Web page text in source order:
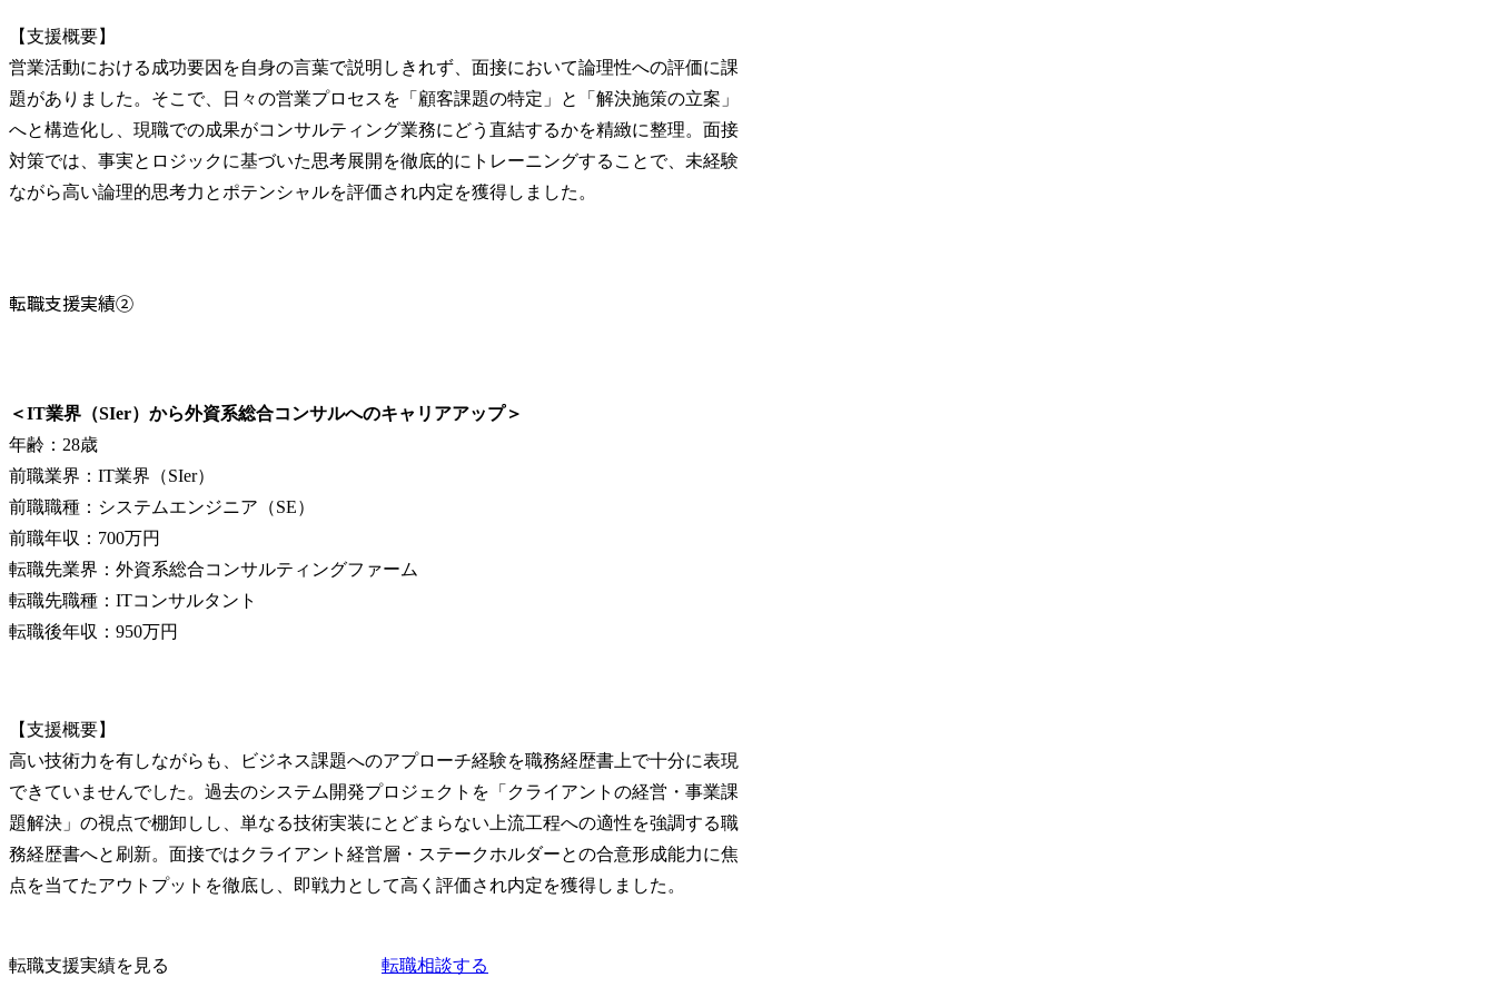
【支援概要】
営業活動における成功要因を自身の言葉で説明しきれず、面接において論理性への評価に課
題がありました。そこで、日々の営業プロセスを「顧客課題の特定」と「解決施策の立案」
へと構造化し、現職での成果がコンサルティング業務にどう直結するかを精緻に整理。面接
対策では、事実とロジックに基づいた思考展開を徹底的にトレーニングすることで、未経験
ながら高い論理的思考力とポテンシャルを評価され内定を獲得しました。
転職支援実績②
＜IT業界（SIer）から外資系総合コンサルへのキャリアアップ＞
年齢：28歳
前職業界：IT業界（SIer）
前職職種：システムエンジニア（SE）
前職年収：700万円
転職先業界：外資系総合コンサルティングファーム
転職先職種：ITコンサルタント
転職後年収：950万円
【支援概要】
高い技術力を有しながらも、ビジネス課題へのアプローチ経験を職務経歴書上で十分に表現
できていませんでした。過去のシステム開発プロジェクトを「クライアントの経営・事業課
題解決」の視点で棚卸しし、単なる技術実装にとどまらない上流工程への適性を強調する職
務経歴書へと刷新。面接ではクライアント経営層・ステークホルダーとの合意形成能力に焦
点を当てたアウトプットを徹底し、即戦力として高く評価され内定を獲得しました。
転職支援実績を見る 転職相談する